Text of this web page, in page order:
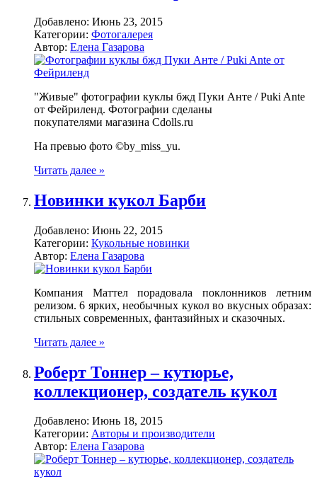
Добавлено: Июнь 23, 2015
Категории: Фотогалерея
Автор: Елена Газарова
"Живые" фотографии куклы бжд Пуки Анте / Puki Ante
от Фейриленд. Фотографии сделаны
покупателями магазина Cdolls.ru
На превью фото ©by_miss_yu.
Читать далее »
Новинки кукол Барби
Добавлено: Июнь 22, 2015
Категории: Кукольные новинки
Автор: Елена Газарова
Компания Маттел порадовала поклонников летним
релизом. 6 ярких, необычных кукол во вкусных образах:
стильных современных, фантазийных и сказочных.
Читать далее »
Роберт Тоннер – кутюрье,
коллекционер, создатель кукол
Добавлено: Июнь 18, 2015
Категории: Авторы и производители
Автор: Елена Газарова